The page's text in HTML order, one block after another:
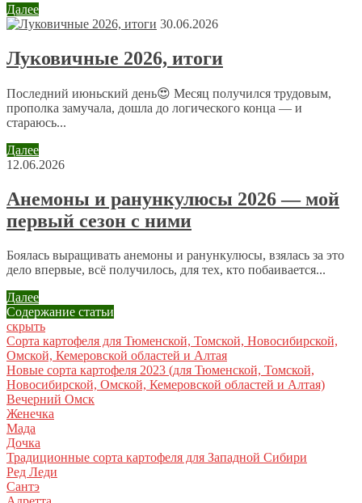
персональных данных.Политика конфиденциальности
Далее
30.06.2026
Луковичные 2026, итоги
Последний июньский день😍 Месяц получился трудовым,
прополка замучала, дошла до логического конца — и
стараюсь...
Далее
12.06.2026
Анемоны и ранункулюсы 2026 — мой
первый сезон с ними
Боялась выращивать анемоны и ранункулюсы, взялась за это
дело впервые, всё получилось, для тех, кто побаивается...
Далее
Содержание статьи
скрыть
Сорта картофеля для Тюменской, Томской, Новосибирской,
Омской, Кемеровской областей и Алтая
Новые сорта картофеля 2023 (для Тюменской, Томской,
Новосибирской, Омской, Кемеровской областей и Алтая)
Вечерний Омск
Женечка
Мада
Дочка
Традиционные сорта картофеля для Западной Сибири
Ред Леди
Сантэ